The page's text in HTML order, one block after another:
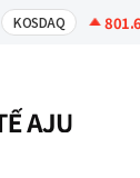
KOSDAQ 801.66